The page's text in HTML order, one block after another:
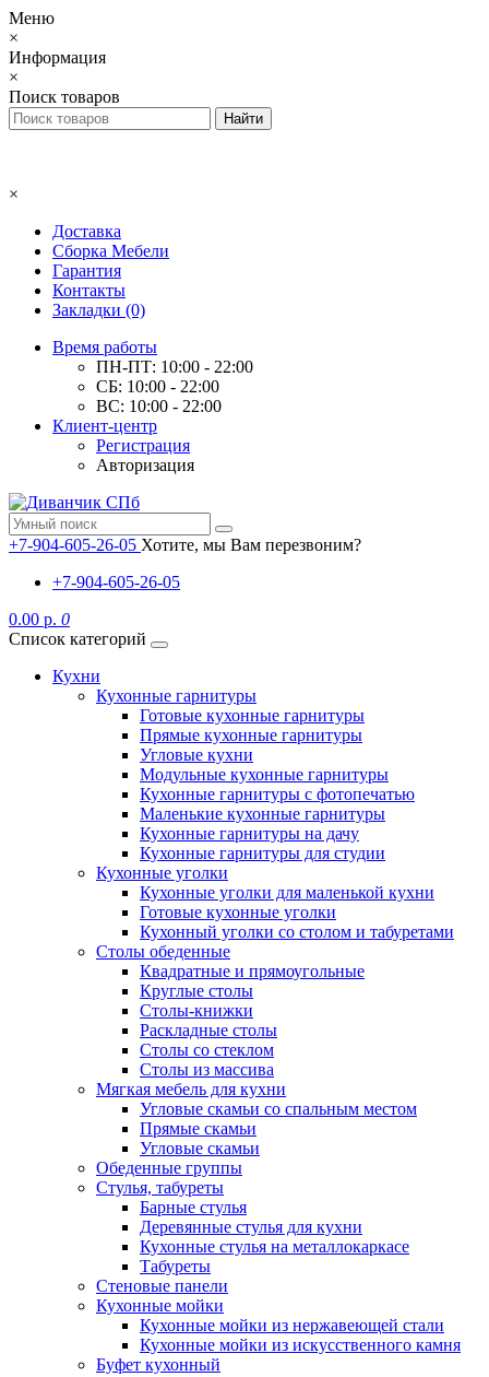
Меню
×
Информация
×
Поиск товаров
×
Доставка
Сборка Мебели
Гарантия
Контакты
Закладки (0)
Время работы
ПН-ПТ: 10:00 - 22:00
СБ: 10:00 - 22:00
ВС: 10:00 - 22:00
Клиент-центр
Регистрация
Авторизация
+7-904-605-26-05 Хотите, мы Вам перезвоним?
+7-904-605-26-05
0.00 р. 0
Список категорий
Кухни
Кухонные гарнитуры
Готовые кухонные гарнитуры
Прямые кухонные гарнитуры
Угловые кухни
Модульные кухонные гарнитуры
Кухонные гарнитуры с фотопечатью
Маленькие кухонные гарнитуры
Кухонные гарнитуры на дачу
Кухонные гарнитуры для студии
Кухонные уголки
Кухонные уголки для маленькой кухни
Готовые кухонные уголки
Кухонный уголки со столом и табуретами
Столы обеденные
Квадратные и прямоугольные
Круглые столы
Столы-книжки
Раскладные столы
Столы со стеклом
Столы из массива
Мягкая мебель для кухни
Угловые скамьи со спальным местом
Прямые скамьи
Угловые скамьи
Обеденные группы
Стулья, табуреты
Барные стулья
Деревянные стулья для кухни
Кухонные стулья на металлокаркасе
Табуреты
Стеновые панели
Кухонные мойки
Кухонные мойки из нержавеющей стали
Кухонные мойки из искусственного камня
Буфет кухонный